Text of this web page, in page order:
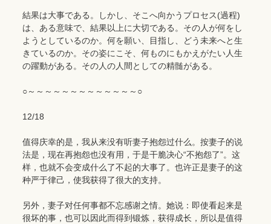
結果は大事である。しかし、そこへ向かうプロセス(過程)
は、ある意味で、結果以上に大切である。その人が何をし
ようとしているのか。何を願い、目指し、どう未来へと生
きているのか。その姿にこそ、何ものにもかえがたい人生
の躍動がある。その人の人間としての精髄がある。
○～～～～～～～～～～～～～○
12/18
值得庆幸的是，我从来没有听妻子抱怨过什么。按妻子的说
法是，现在再抱怨也没有用，于是干脆决心“不抱怨了”。这
样，也就不会变成什么了不起的大事了。也许正是妻子的这
种严于律己，使我获得了很大的支持。
另外，妻子对任何事都不忘感谢之情。她说：即使看起来是
很坏的事，也可以因此而得到锻炼，获得成长，所以是值得